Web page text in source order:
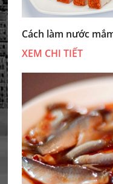
Cách làm nước
XEM CHI TIẾT